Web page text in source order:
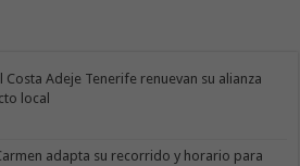
Costa Adeje Tenerife renuevan su alianza
local
adapta su recorrido y horario para